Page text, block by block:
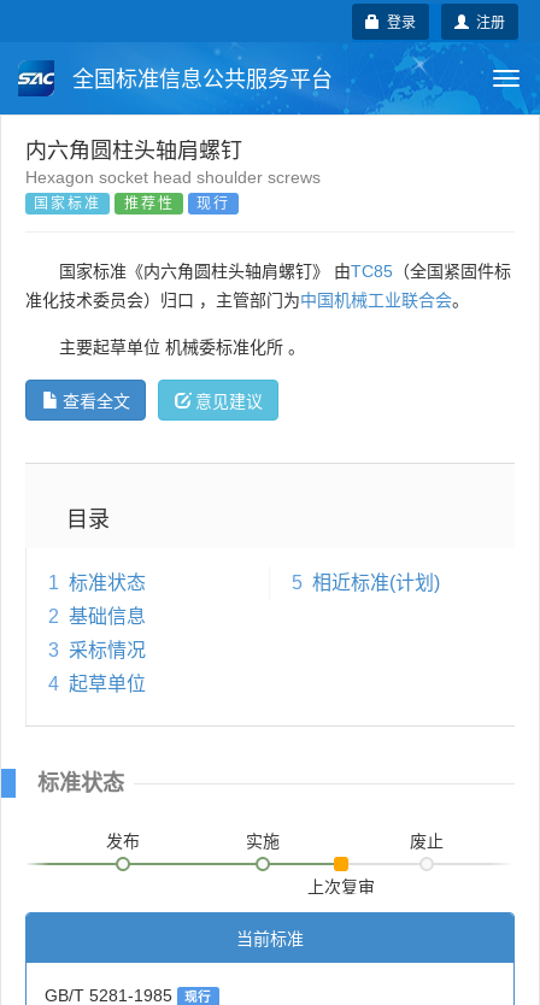
注册
登录
全国标准信息公共服务平台
国家标准 行业标准
团体标准
国外标准 技术委员会
内六角圆柱头轴肩螺钉
Hexagon socket head shoulder screws
国家标准 推荐性 现行
国家标准《内六角圆柱头轴肩螺钉》 由TC85 （全国紧固件标
准化技术委员会）归口 ，主管部门为中国机械工业联合会。
主要起草单位 机械委标准化所 。
查看全文 意见建议
目录
1 标准状态
2 基础信息
3 采标情况
4 起草单位
5 相近标准(计划)
标准状态
发布 实施
上次复审
废止
当前标准
GB/T 5281-1985 现行